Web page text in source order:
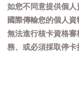
如您不同意提供個
國際傳輸您的個人
無法進行核卡資格
務、或必須採取停卡